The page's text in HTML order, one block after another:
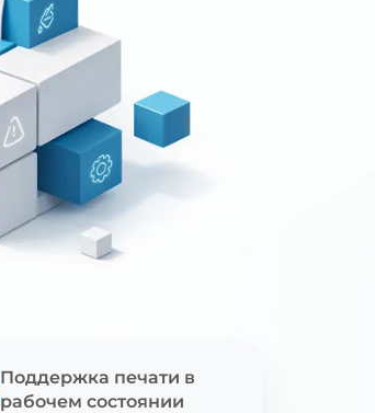
Поддержка печати в
рабочем состоянии